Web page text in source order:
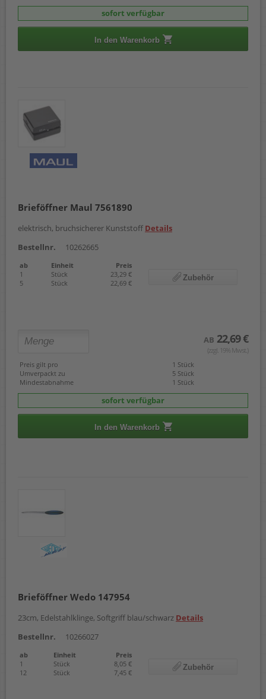
sofort verfügbar
In den Warenkorb
Brieföffner Maul 7561890
elektrisch, bruchsicherer Kunststoff Details
Bestellnr.
10262665
ab Einheit
Preis
1
Stück
23,29 €
5
Stück 22,69 €
Zubehör
AB 22,69 €
(zzgl. 19% Mwst.)
Preis gilt pro
1 Stück
Umverpackt zu
5 Stück
Mindestabnahme
1 Stück
sofort verfügbar
In den Warenkorb
Brieföffner Wedo 147954
23cm, Edelstahlklinge, Softgriff blau/schwarz Details
Bestellnr.
10266027
ab Einheit
Preis
1
Stück
8,05 €
12
Stück 7,45 €
Zubehör